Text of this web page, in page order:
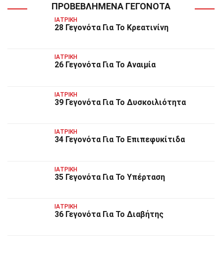
ΠΡΟΒΕΒΛΗΜΈΝΑ ΓΕΓΟΝΌΤΑ
ΙΑΤΡΙΚΉ
28 Γεγονότα Για Το Κρεατινίνη
ΙΑΤΡΙΚΉ
26 Γεγονότα Για Το Αναιμία
ΙΑΤΡΙΚΉ
39 Γεγονότα Για Το Δυσκοιλιότητα
ΙΑΤΡΙΚΉ
34 Γεγονότα Για Το Επιπεφυκίτιδα
ΙΑΤΡΙΚΉ
35 Γεγονότα Για Το Υπέρταση
ΙΑΤΡΙΚΉ
36 Γεγονότα Για Το Διαβήτης